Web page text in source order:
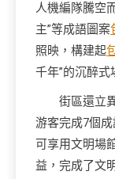
人機編隊騰空
主”等成語圖案
照映，構建起
千年”的沉醉式
街區還立
游客完成7個
可享用文明場
益，完成了文